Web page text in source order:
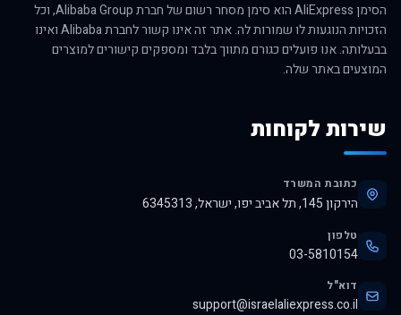
הסימן AliExpress הוא סימן מסחר רשום של חברת Alibaba Group, וכל
הזכויות הנוגעות לו שמורות לה. אתר זה אינו קשור לחברת Alibaba ואינו
בבעלותה. אנו פועלים כגורם מתווך בלבד ומספקים קישורים למוצרים
המוצעים באתר שלה.
שירות לקוחות
כתובת המשרד
הירקון 145, תל אביב יפו, ישראל, 6345313
טלפון
03-5810154
דוא"ל
support@israelaliexpress.co.il